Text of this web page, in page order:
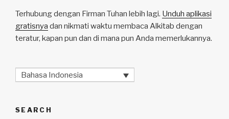
Terhubung dengan Firman Tuhan lebih lagi. Unduh aplikasi
gratisnya dan nikmati waktu membaca Alkitab dengan
teratur, kapan pun dan di mana pun Anda memerlukannya.
Bahasa Indonesia
SEARCH